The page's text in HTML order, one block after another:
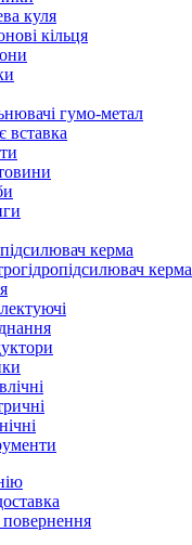
куля
кільця
гумо-метал
вставка
керма
керма
повернення